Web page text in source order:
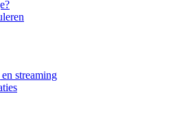
streaming